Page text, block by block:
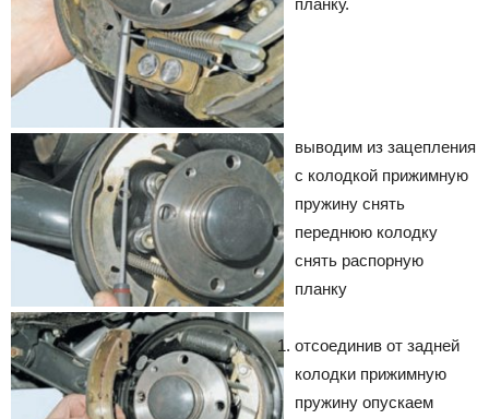
планку.
выводим из зацепления
с колодкой прижимную
пружину снять
переднюю колодку
снять распорную
планку
отсоединив от задней
колодки прижимную
пружину опускаем